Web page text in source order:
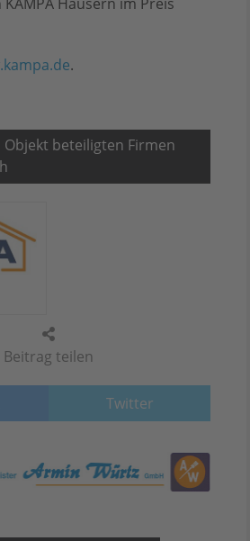
Beitrag teilen
Twitter
.
Objekt beteiligten Firmen